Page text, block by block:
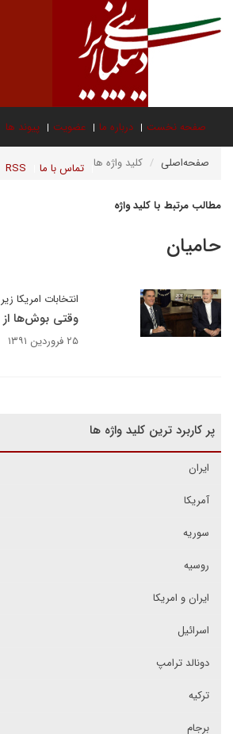
صفحه نخست درباره ما عضویت پیوند ها
تماس با ما RSS صفحه‌اصلی کلید واژه ها
مطالب مرتبط با کلید واژه
حامیان
انتخابات امریکا
وقتی بوش‌ها
۲۵ فروردین ۱۳۹۱
پر کاربرد ترین کلید واژه ها
ایران
آمریکا
سوریه
روسیه
ایران و امریکا
اسرائیل
دونالد ترامپ
ترکیه
برجام